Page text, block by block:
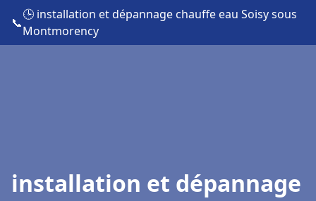
📞
🕒 installation et dépannage chauffe eau Soisy sous
Montmorency
installation et dépannage